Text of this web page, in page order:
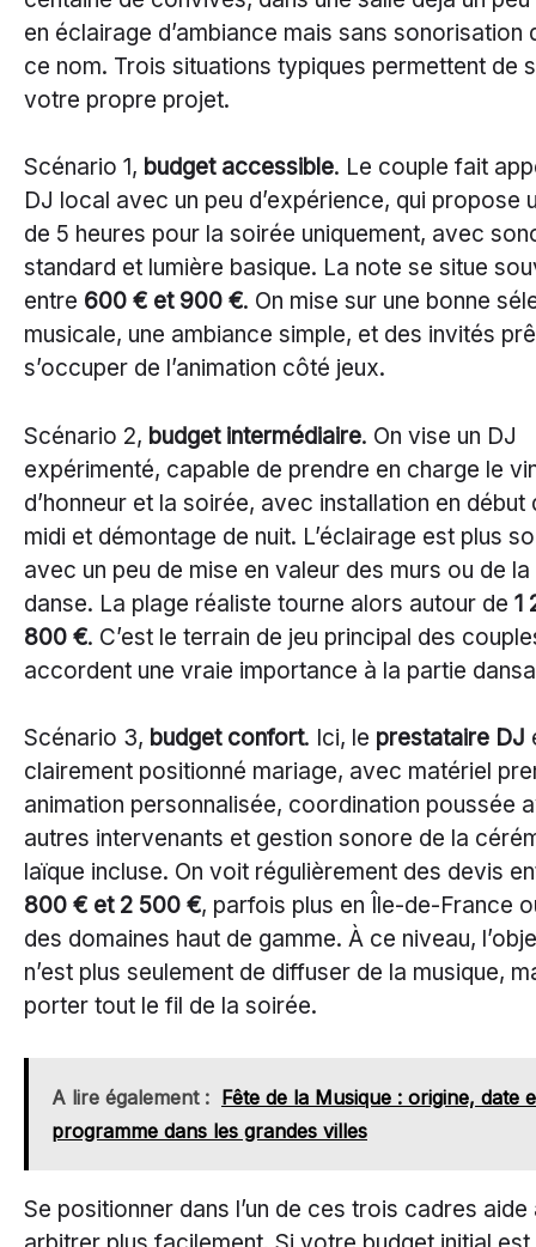
en éclairage d’ambiance mais sans sonorisation
ce nom. Trois situations typiques permettent de
votre propre projet.
Scénario 1, budget accessible. Le couple fait
DJ local avec un peu d’expérience, qui propose
de 5 heures pour la soirée uniquement, avec
standard et lumière basique. La note se situe
entre 600 € et 900 €. On mise sur une bonne
musicale, une ambiance simple, et des invités
s’occuper de l’animation côté jeux.
Scénario 2, budget intermédiaire. On vise un DJ
expérimenté, capable de prendre en charge le
d’honneur et la soirée, avec installation en début
midi et démontage de nuit. L’éclairage est plus
avec un peu de mise en valeur des murs ou de
danse. La plage réaliste tourne alors autour de 1
800 €. C’est le terrain de jeu principal des
accordent une vraie importance à la partie
Scénario 3, budget confort. Ici, le prestataire DJ
clairement positionné mariage, avec matériel
animation personnalisée, coordination poussée
autres intervenants et gestion sonore de la
laïque incluse. On voit régulièrement des devis
800 € et 2 500 €, parfois plus en Île-de-France
des domaines haut de gamme. À ce niveau,
n’est plus seulement de diffuser de la musique,
porter tout le fil de la soirée.
A lire également : Fête de la Musique : origine, date
programme dans les grandes villes
Se positionner dans l’un de ces trois cadres aide